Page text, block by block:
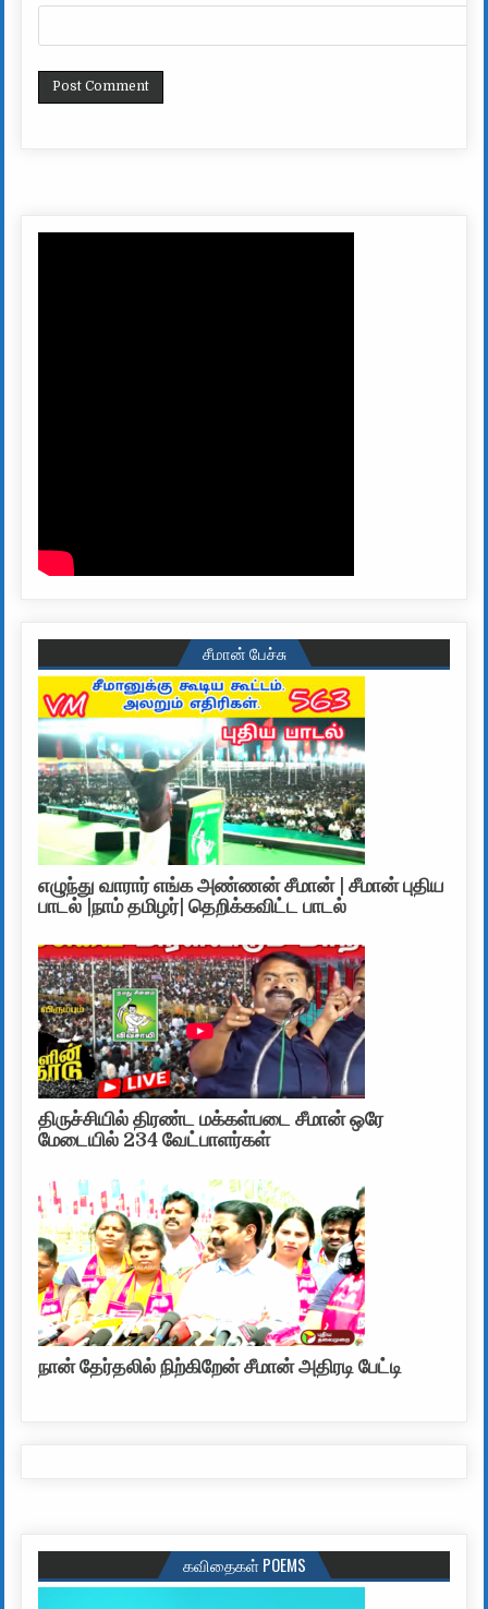
சீமான் பேச்சு
எழுந்து வாரார் எங்க அண்ணன் சீமான் | சீமான் புதிய
பாடல் |நாம் தமிழர்| தெறிக்கவிட்ட பாடல்
திருச்சியில் திரண்ட மக்கள்படை சீமான் ஒரே
மேடையில் 234 வேட்பாளர்கள்
நான் தேர்தலில் நிற்கிறேன் சீமான் அதிரடி பேட்டி
கவிதைகள் POEMS